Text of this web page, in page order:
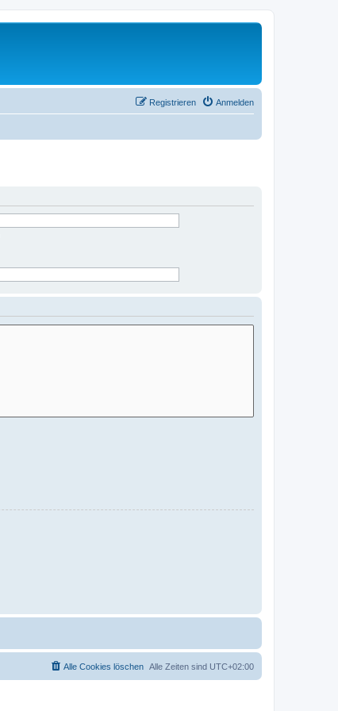
Anmelden
Registrieren
Alle Zeiten sind UTC+02:00
Alle Cookies löschen